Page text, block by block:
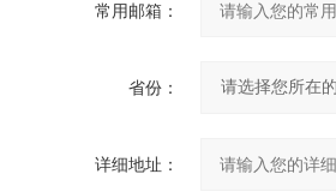
常用邮箱：
省份：
详细地址：